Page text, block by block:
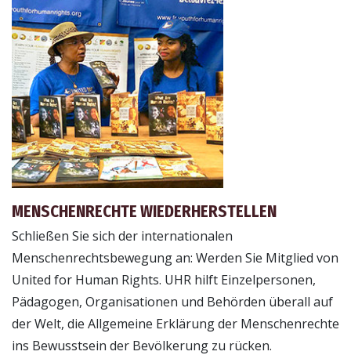
MENSCHENRECHTE WIEDERHERSTELLEN
Schließen Sie sich der internationalen
Menschenrechtsbewegung an: Werden Sie Mitglied von
United for Human Rights. UHR hilft Einzelpersonen,
Pädagogen, Organisationen und Behörden überall auf
der Welt, die Allgemeine Erklärung der Menschenrechte
ins Bewusstsein der Bevölkerung zu rücken.